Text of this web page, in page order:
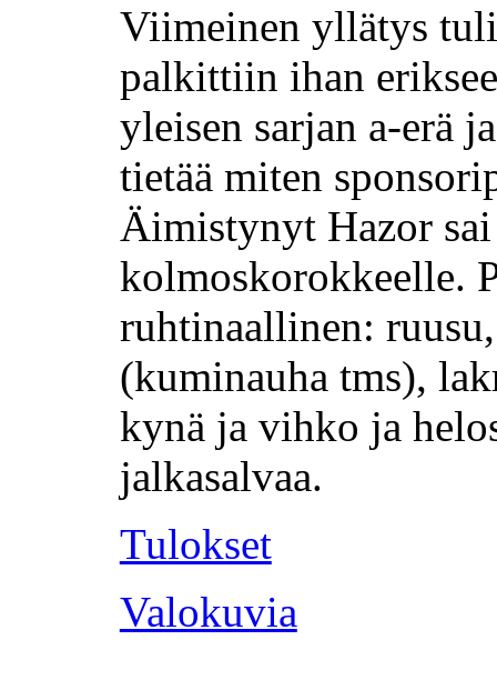
Viimeinen yllätys
palkittiin ihan
yleisen sarjan a-erä
tietää miten
Äimistynyt Hazor sai
kolmoskorokkeelle.
ruhtinaallinen:
(kuminauha tms),
kynä ja vihko ja
jalkasalvaa.
Tulokset
Valokuvia